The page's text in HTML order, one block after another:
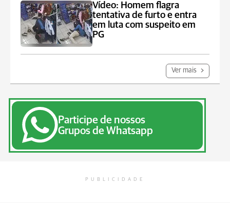
Vídeo: Homem flagra
tentativa de furto e entra
em luta com suspeito em
PG
Ver mais
Participe de nossos
Grupos de Whatsapp
PUBLICIDADE